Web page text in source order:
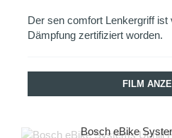
Der sen comfort Lenkergriff
Dämpfung zertifiziert worden.
FILM
Bosch eBike